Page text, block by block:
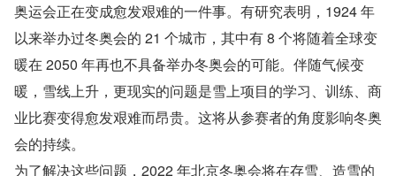
奥运会正在变成愈发艰难的一件事。有研究表明，1924 年
以来举办过冬奥会的 21 个城市，其中有 8 个将随着全球变
暖在 2050 年再也不具备举办冬奥会的可能。伴随气候变
暖，雪线上升，更现实的问题是雪上项目的学习、训练、商
业比赛变得愈发艰难而昂贵。这将从参赛者的角度影响冬奥
会的持续。
为了解决这些问题，2022 年北京冬奥会将在存雪、造雪的